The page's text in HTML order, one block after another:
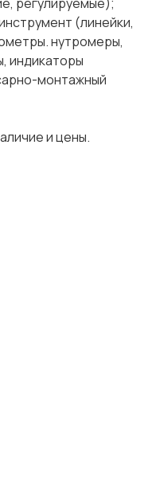
(линейки,
нутромеры,
индикаторы
монтажный
и цены.